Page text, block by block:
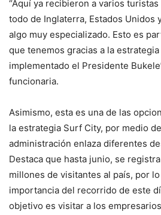
“Aquí ya recibieron a varios
todo de Inglaterra, Estados Unidos
algo muy especializado. Esto es
que tenemos gracias a la
implementado el Presidente
funcionaria.
Asimismo, esta es una de las
la estrategia Surf City, por medio
administración enlaza diferentes
Destaca que hasta junio, se
millones de visitantes al país, por
importancia del recorrido de este
objetivo es visitar a los